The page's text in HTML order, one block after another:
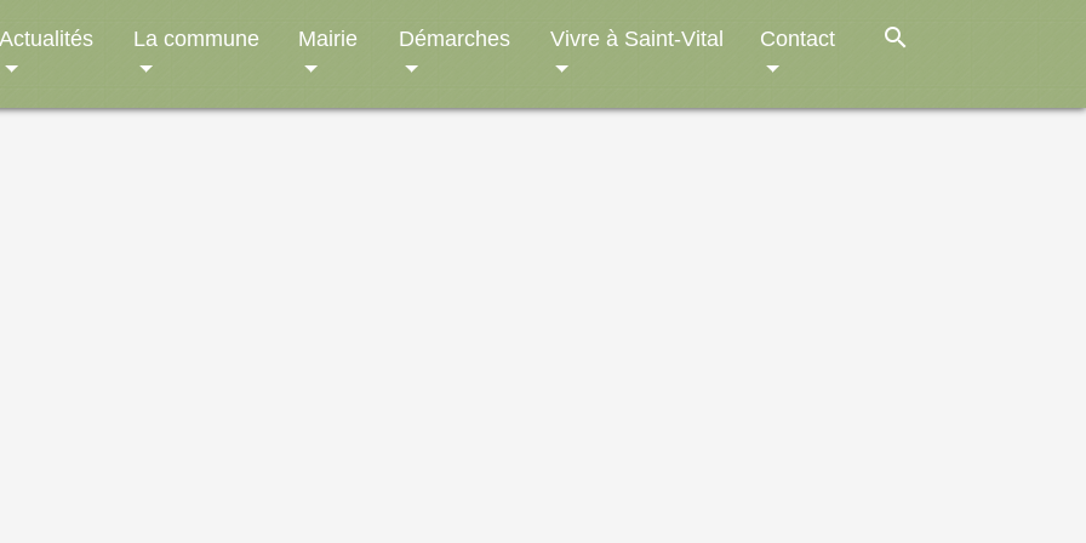
Actualités La commune Mairie Démarches Vivre à Saint-Vital Contact search